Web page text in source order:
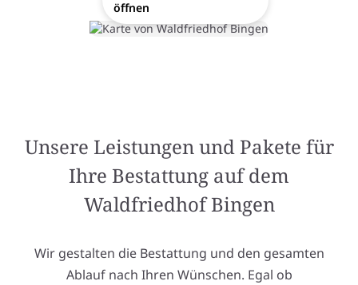
öffnen
Unsere Leistungen und Pakete für
Ihre Bestattung auf dem
Waldfriedhof Bingen
Wir gestalten die Bestattung und den gesamten
Ablauf nach Ihren Wünschen. Egal ob